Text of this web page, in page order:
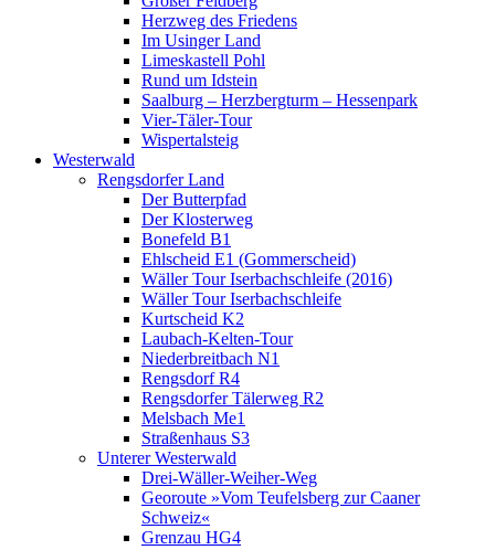
Herzweg des Friedens
Im Usinger Land
Limeskastell Pohl
Rund um Idstein
Saalburg – Herzbergturm – Hessenpark
Vier-Täler-Tour
Wispertalsteig
Westerwald
Rengsdorfer Land
Der Butterpfad
Der Klosterweg
Bonefeld B1
Ehlscheid E1 (Gommerscheid)
Wäller Tour Iserbachschleife (2016)
Wäller Tour Iserbachschleife
Kurtscheid K2
Laubach-Kelten-Tour
Niederbreitbach N1
Rengsdorf R4
Rengsdorfer Tälerweg R2
Melsbach Me1
Straßenhaus S3
Unterer Westerwald
Drei-Wäller-Weiher-Weg
Georoute »Vom Teufelsberg zur Caaner
Schweiz«
Grenzau HG4